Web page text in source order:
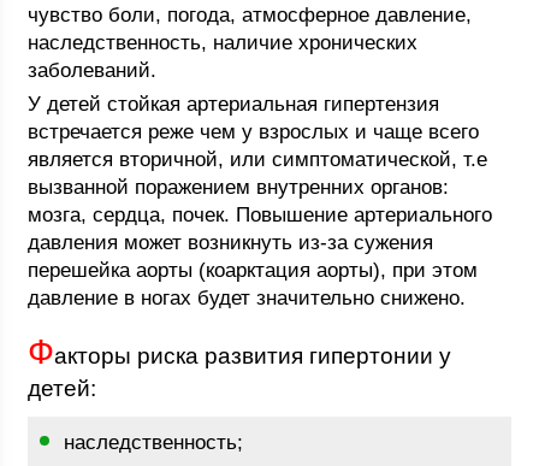
чувство боли, погода, атмосферное давление,
наследственность, наличие хронических
заболеваний.
У детей стойкая артериальная гипертензия
встречается реже чем у взрослых и чаще всего
является вторичной, или симптоматической, т.е
вызванной поражением внутренних органов:
мозга, сердца, почек. Повышение артериального
давления может возникнуть из-за сужения
перешейка аорты (коарктация аорты), при этом
давление в ногах будет значительно снижено.
Факторы риска развития гипертонии у
детей:
наследственность;